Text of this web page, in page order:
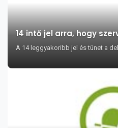
14 intő jel arra, hogy
A 14 leggyakoribb jel és tünet a